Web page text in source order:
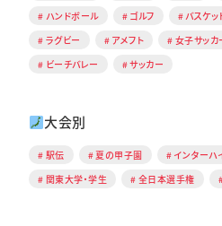
ハンドボール
ゴルフ バスケッ
ラグビー
アメフト 女子サッカ
ビーチバレー
サッカー
大会別
駅伝 夏の甲子園 インターハ
関東大学・学生
全日本選手権